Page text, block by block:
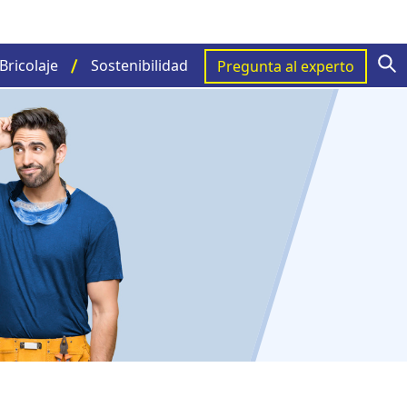
Bricolaje Sostenibilidad Pregunta al experto